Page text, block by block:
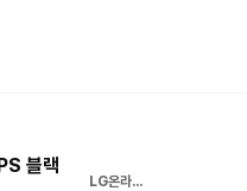
블랙
LG온라인스토어